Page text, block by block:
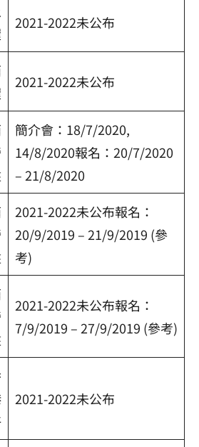
2021-2022未公布
2021-2022未公布
簡介會：18/7/2020,
14/8/2020報名：20/7/2020
– 21/8/2020
2021-2022未公布報名：
20/9/2019 – 21/9/2019 (參
考)
2021-2022未公布報名：
7/9/2019 – 27/9/2019 (參考)
2021-2022未公布